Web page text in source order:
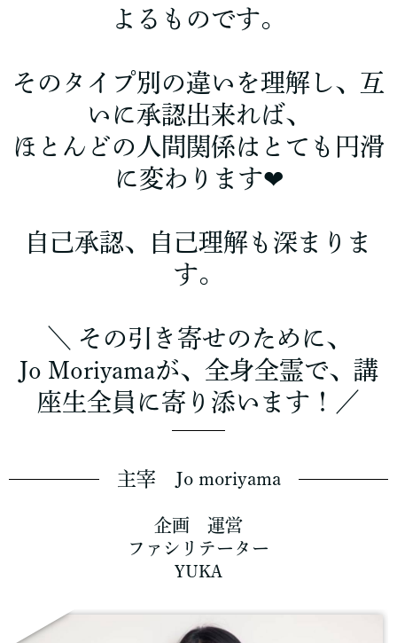
よるものです。
そのタイプ別の違いを理解し、互
いに承認出来れば、
ほとんどの人間関係はとても円滑
に変わります❤
自己承認、自己理解も深まりま
す。
＼ その引き寄せのために、
Jo Moriyamaが、全身全霊で、講
座生全員に寄り添います！／
主宰 Jo moriyama
企画 運営
ファシリテーター
YUKA